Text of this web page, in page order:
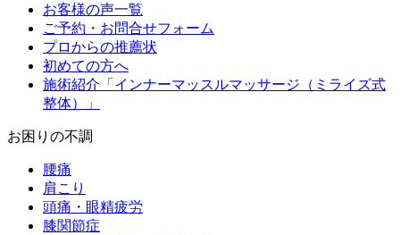
お客様の声一覧
ご予約・お問合せフォーム
プロからの推薦状
初めての方へ
施術紹介「インナーマッスルマッサージ（ミライズ式
整体）」
お困りの不調
腰痛
肩こり
頭痛・眼精疲労
膝関節症